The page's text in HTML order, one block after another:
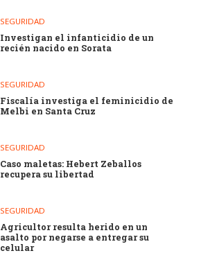
SEGURIDAD
Investigan el infanticidio de un
recién nacido en Sorata
SEGURIDAD
Fiscalía investiga el feminicidio de
Melbi en Santa Cruz
SEGURIDAD
Caso maletas: Hebert Zeballos
recupera su libertad
SEGURIDAD
Agricultor resulta herido en un
asalto por negarse a entregar su
celular